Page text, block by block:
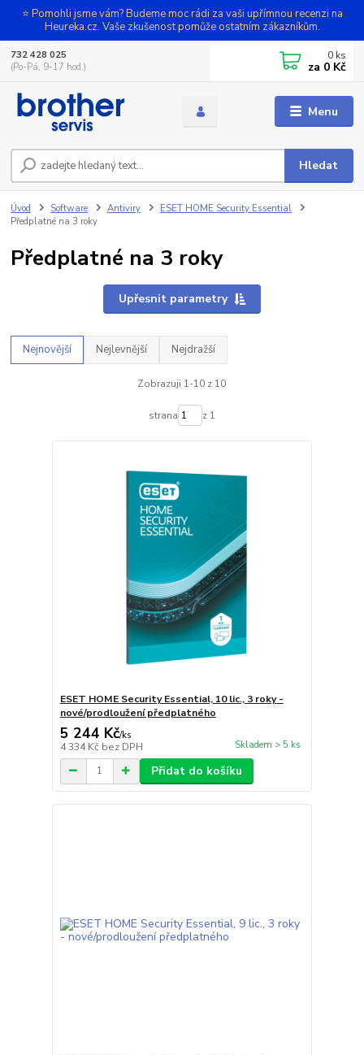
⭐ Pomohli jsme vám? Budeme moc rádi za vaši upřímnou recenzi na
Heureka.cz. Vaše zkušenost pomůže ostatním zákazníkům.
Menu
Hledat
732 428 025
(Po-Pá, 9-17 hod.)
0 ks
za 0 Kč
Úvod Software Antiviry
ESET HOME Security Essential
Předplatné na 3 roky
Předplatné na 3 roky
Upřesnit parametry
Nejnovější Nejlevnější Nejdražší
Zobrazuji 1-10 z 10
strana z 1
ESET HOME Security Essential, 10 lic., 3 roky -
nové/prodloužení předplatného
5 244 Kč/ks
4 334 Kč bez DPH Skladem > 5 ks
Přidat do košíku